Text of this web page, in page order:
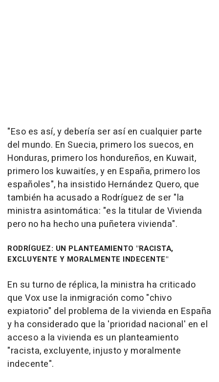
"Eso es así, y debería ser así en cualquier parte
del mundo. En Suecia, primero los suecos, en
Honduras, primero los hondureños, en Kuwait,
primero los kuwaitíes, y en España, primero los
españoles", ha insistido Hernández Quero, que
también ha acusado a Rodríguez de ser "la
ministra asintomática: "es la titular de Vivienda
pero no ha hecho una puñetera vivienda".
RODRÍGUEZ: UN PLANTEAMIENTO "RACISTA,
EXCLUYENTE Y MORALMENTE INDECENTE"
En su turno de réplica, la ministra ha criticado
que Vox use la inmigración como "chivo
expiatorio" del problema de la vivienda en España
y ha considerado que la 'prioridad nacional' en el
acceso a la vivienda es un planteamiento
"racista, excluyente, injusto y moralmente
indecente".